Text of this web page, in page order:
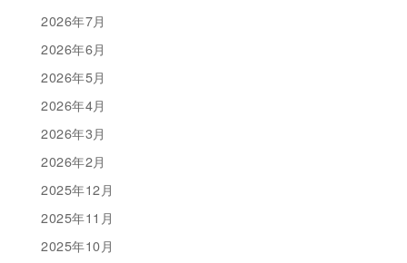
2026年7月
2026年6月
2026年5月
2026年4月
2026年3月
2026年2月
2025年12月
2025年11月
2025年10月